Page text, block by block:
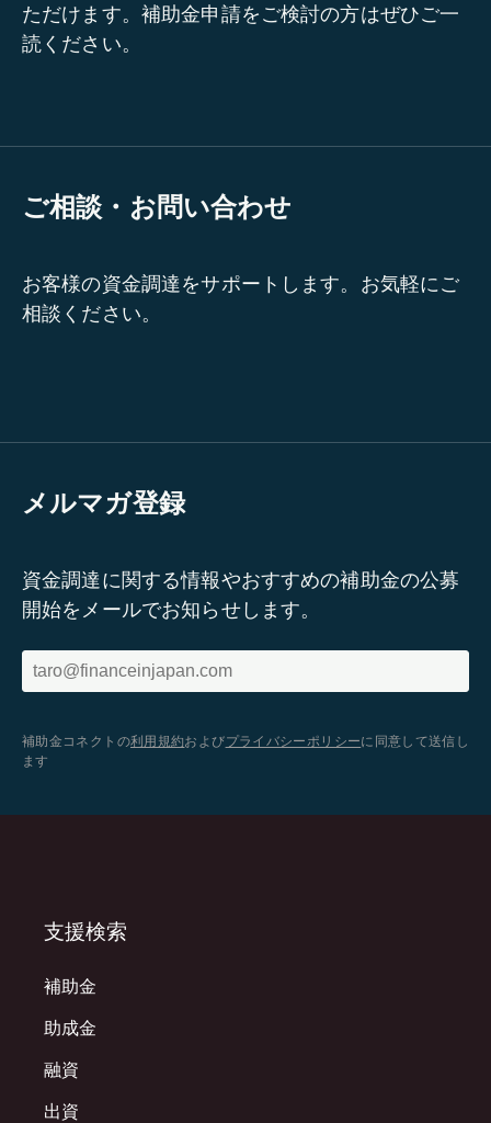
ただけます。補助金申請をご検討の方はぜひご一
読ください。
ご相談・お問い合わせ
お客様の資金調達をサポートします。お気軽にご
相談ください。
メルマガ登録
資金調達に関する情報やおすすめの補助金の公募
開始をメールでお知らせします。
補助金コネクトの利用規約およびプライバシーポリシーに同意して送信し
ます
支援検索
補助金
助成金
融資
出資